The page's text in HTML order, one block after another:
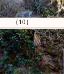
（10）